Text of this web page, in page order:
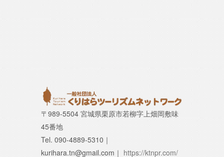
〒989-5504 宮城県栗原市若柳字上畑岡敷味
45番地
Tel. 090-4889-5310｜
kurihara.tn@gmail.com｜ https://ktnpr.com/